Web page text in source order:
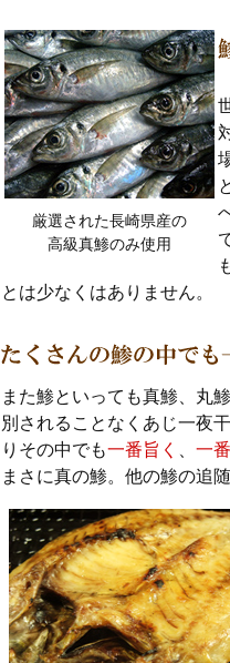
厳選された長崎県産の
高級真鯵のみ使用
とは少なくはありません。
また鯵といっても真鯵、丸
別されることなくあじ一夜
りその中でも一番旨く 一
まさに真の鯵。他の鯵の追